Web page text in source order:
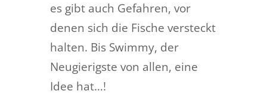
es gibt auch Gefahren, vor
denen sich die Fische versteckt
halten. Bis Swimmy, der
Neugierigste von allen, eine
Idee hat…!